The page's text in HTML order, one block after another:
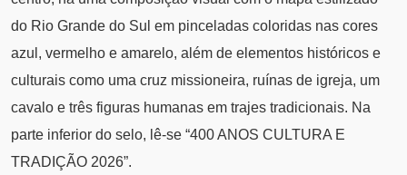
do Rio Grande do Sul em pinceladas coloridas nas cores
azul, vermelho e amarelo, além de elementos históricos e
culturais como uma cruz missioneira, ruínas de igreja, um
cavalo e três figuras humanas em trajes tradicionais. Na
parte inferior do selo, lê-se “400 ANOS CULTURA E
TRADIÇÃO 2026”.